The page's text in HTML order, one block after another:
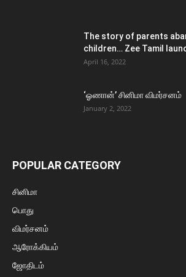
The story of parents
children… Zee Tamil
April 16, 2022
‘ஓணான்’ சினிமா விமர்சனம்
January 2, 2022
POPULAR CATEGORY
சினிமா
பொது
விமர்சனம்
ஆரோக்கியம்
ஜோதிடம்